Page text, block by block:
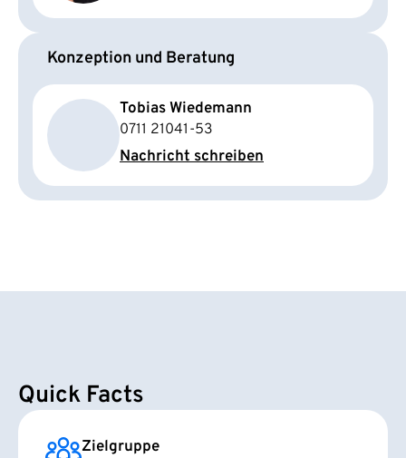
Konzeption und Beratung
Tobias Wiedemann
0711 21041-53
Nachricht schreiben
Quick Facts
Zielgruppe